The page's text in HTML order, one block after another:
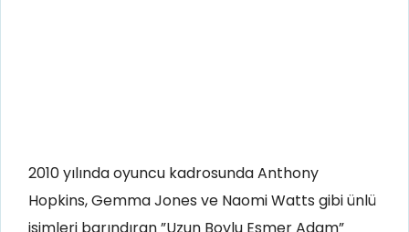
2010 yılında oyuncu kadrosunda Anthony
Hopkins, Gemma Jones ve Naomi Watts gibi ünlü
isimleri barındıran ”Uzun Boylu Esmer Adam”